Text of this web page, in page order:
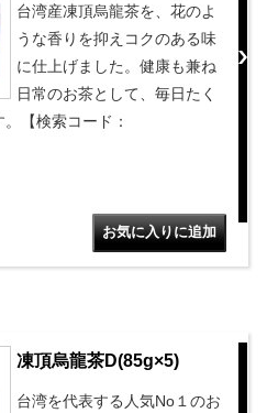
台湾産凍頂烏龍茶を、花のよ
うな香りを抑えコクのある味
に仕上げました。健康も兼ね
日常のお茶として、毎日たく
【検索コード：
凍頂烏龍茶D(85g×5)
台湾を代表する人気No１のお